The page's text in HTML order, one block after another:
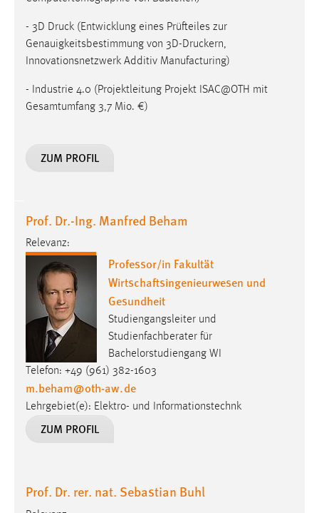
- 3D Druck (Entwicklung eines Prüfteiles zur
Genauigkeitsbestimmung von 3D-Druckern,
Innovationsnetzwerk Additiv Manufacturing)
- Industrie 4.0 (Projektleitung Projekt ISAC@OTH mit
Gesamtumfang 3,7 Mio. €)
ZUM PROFIL
Prof. Dr.-Ing. Manfred Beham
Relevanz:
Professor/in Fakultät
Wirtschaftsingenieurwesen und
Gesundheit
Studiengangsleiter und
Studienfachberater für
Bachelorstudiengang WI
Telefon: +49 (961) 382-1603
m.beham@oth-aw.de
Lehrgebiet(e): Elektro- und Informationstechnk
ZUM PROFIL
Prof. Dr. rer. nat. Sebastian Buhl